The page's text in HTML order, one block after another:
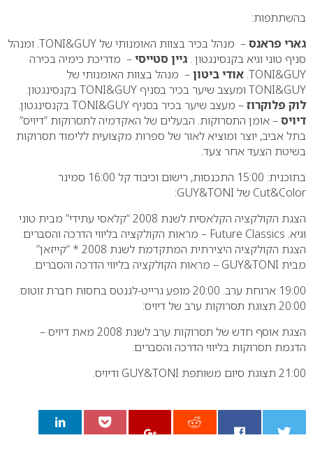
בהשתתפות:
גארי פראנס– מנהל בכיר בצוות האומנותי של TONI&GUY
. ומנהל
סניף טוני וגיא בקנסינגטון . גיין סטייסי– מדריכת כימיה בכירה
TONI&GUY
. אודי ביטון– מנהל בצוות האומנותי של
TONI&GUY ומעצב שיער בכיר בסניף TONI&GUY
בקנסינגטון.
לוק פלוקרוז– מעצב שיער בכיר בסניף TONI&GUY
בקנסינגטון.
דיויס– אומן התסרוקות. הבעלים של האקדמיה לתסרוקות “דיויס”
בתל אביב, יוצר ומוציא לאור של ספרות מקצועית ללימוד תסרוקות
בשיטת הצעד אחר צעד.
בתוכנית:
Cut&Color של TONI
&
GUY
:
הצגת הקולקציה הקלאסית לשנת 2008 “קלאסי עתידי” מבית טוני
וגיא. Future Classics – מראות הקולקציה בליווי הדרכה והסברים.
הצגת הקולקציה היצירתית המתקדמת לשנת 2008 * “קייזאן”
מבית TONI
&
GUY – מראות הקולקציה בליווי הדרכה והסברים.
19:00 ארוחת ערב.
20:00 תצוגת תסרוקות ערב של דיויס:
הצגת אוסף חדש של תסרוקות ערב לשנת 2008 מאת דיויס –
הדגמת תסרוקות בליווי הדרכה והסברים.
21:00 תצוגת סיום משותפת
TONI
&
GUY ודיויס.